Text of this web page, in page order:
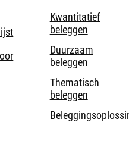
Kwantitatief
beleggen
Duurzaam
beleggen
Thematisch
beleggen